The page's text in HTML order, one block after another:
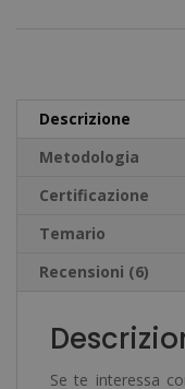
Descrizione
Metodologia
Certificazione
Temario
Recensioni (6)
Se te interessa